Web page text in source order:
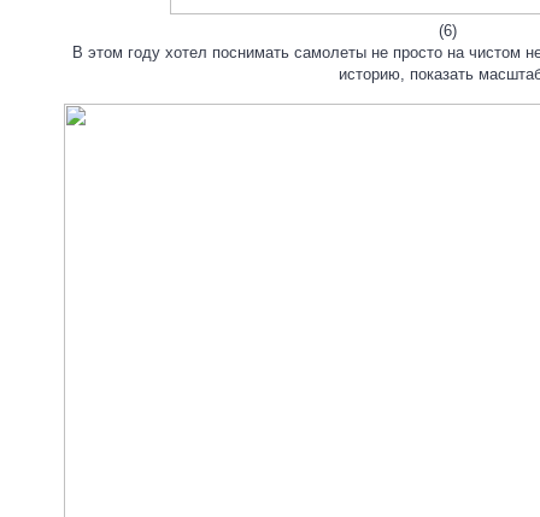
(6)
В этом году хотел поснимать самолеты не просто на чистом
историю, показать